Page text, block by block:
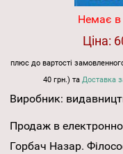
Немає в
Ціна:
плюс до вартості
40 грн.) таДоставка
Виробник:
Продаж в
Горбач Назар.